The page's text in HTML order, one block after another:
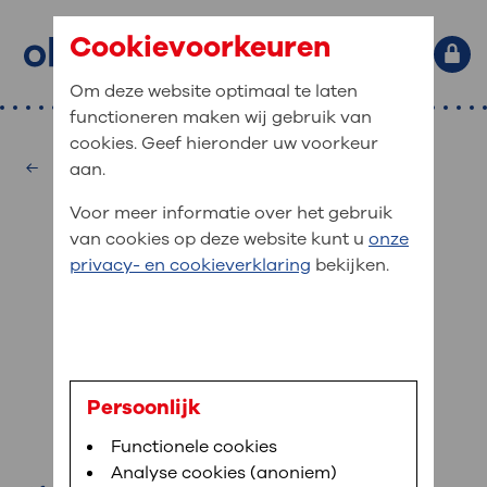
Primaire website navigatie
Home
Afdelingen
Medische informatie
Uw verblijf in OLVG
Werken bij OLVG
: waar bent u naar op zoek?
Veel gezocht: Bloedafname , MijnOLVG ,Digitalisering
MijnOLVG
gegevens inzien
MijnOLVG is het patiëntenportaal van OLVG. In
sneller helpen.
Direct naar MijnOLVG
Neurochirurgie
drs. M.B. Lequin
neurochirurg
Cookievoorkeuren
Om deze website optimaal te laten
functioneren maken wij gebruik van
cookies. Geef hieronder uw voorkeur
aan.
Voor meer informatie over het gebruik
van cookies op deze website kunt u onze
privacy- en cookieverklaring bekijken.
Persoonlijk
Functionele cookies
Analyse cookies (anoniem)